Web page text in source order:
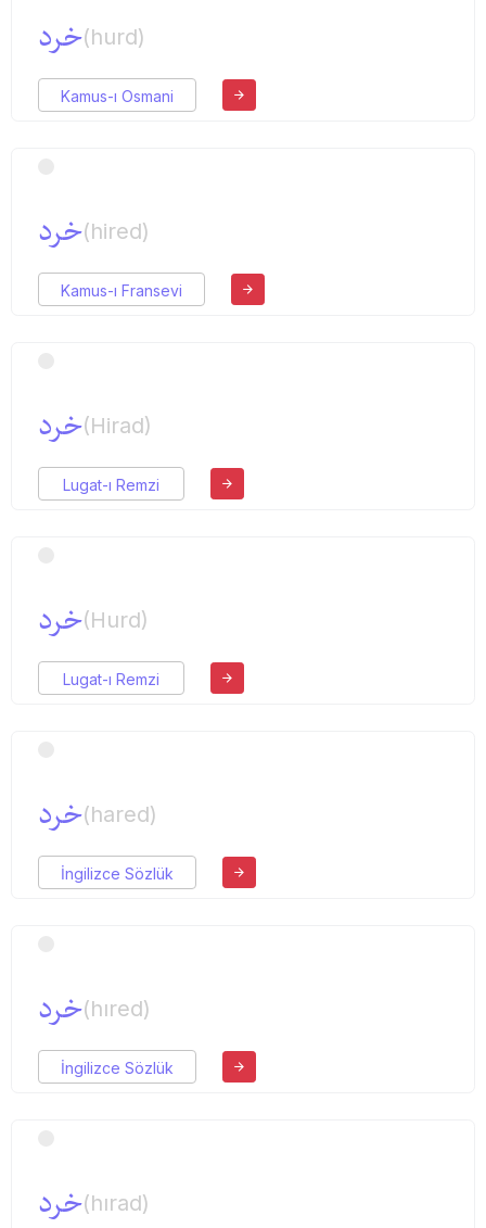
خرد(hurd)
Kamus-ı Osmani
خرد(hired)
Kamus-ı Fransevi
خرد(Hirad)
Lugat-ı Remzi
خرد(Hurd)
Lugat-ı Remzi
خرد(hared)
İngilizce Sözlük
خرد(hıred)
İngilizce Sözlük
خرد(hırad)